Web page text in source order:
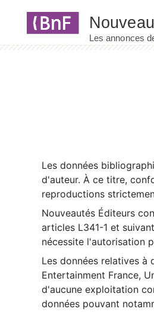
Les données
d'auteur. À ce titre,
reproductions
Nouveautés Éditeurs
articles L341-1 et
nécessite l'autorisation
Les données relatives à
Entertainment France,
d'aucune exploitation
données pouvant